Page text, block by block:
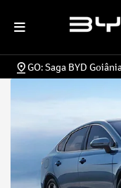
GO: Saga BYD